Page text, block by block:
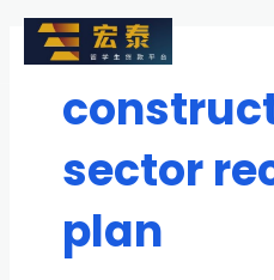
sector
plan